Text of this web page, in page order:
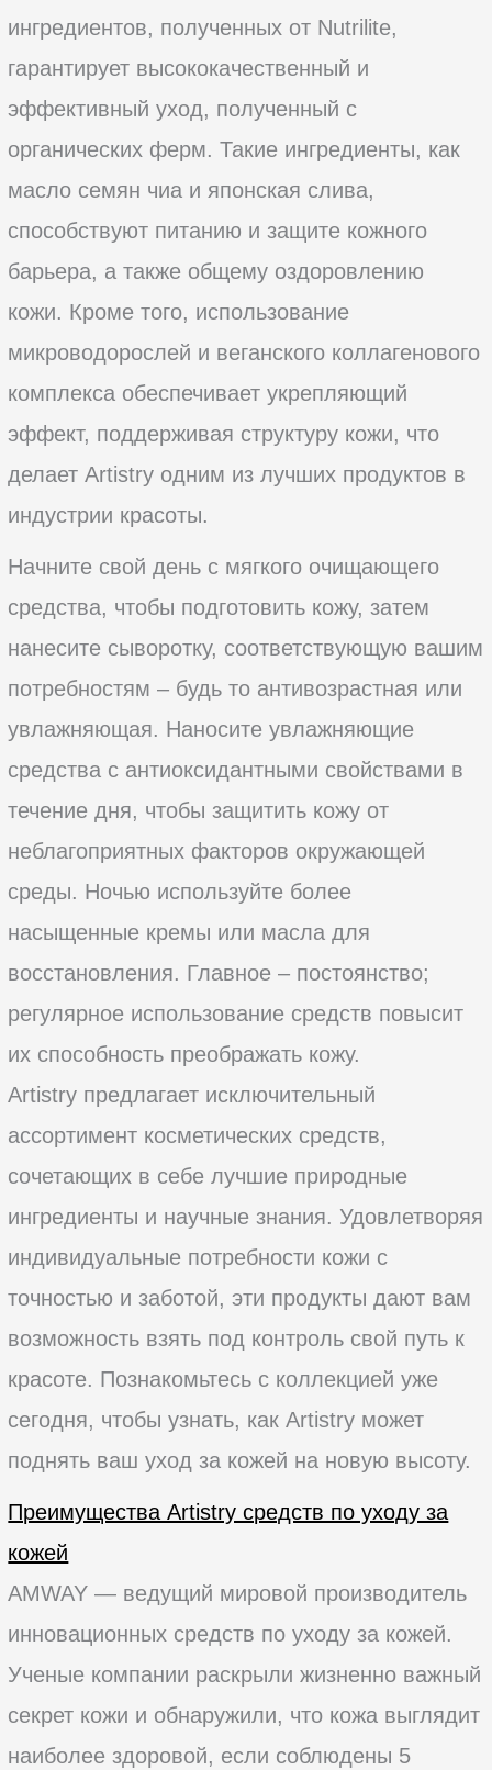
ингредиентов, полученных от Nutrilite,
гарантирует высококачественный и
эффективный уход, полученный с
органических ферм. Такие ингредиенты, как
масло семян чиа и японская слива,
способствуют питанию и защите кожного
барьера, а также общему оздоровлению
кожи. Кроме того, использование
микроводорослей и веганского коллагенового
комплекса обеспечивает укрепляющий
эффект, поддерживая структуру кожи, что
делает Artistry одним из лучших продуктов в
индустрии красоты.
Начните свой день с мягкого очищающего
средства, чтобы подготовить кожу, затем
нанесите сыворотку, соответствующую вашим
потребностям – будь то антивозрастная или
увлажняющая. Наносите увлажняющие
средства с антиоксидантными свойствами в
течение дня, чтобы защитить кожу от
неблагоприятных факторов окружающей
среды. Ночью используйте более
насыщенные кремы или масла для
восстановления. Главное – постоянство;
регулярное использование средств повысит
их способность преображать кожу.
Artistry предлагает исключительный
ассортимент косметических средств,
сочетающих в себе лучшие природные
ингредиенты и научные знания. Удовлетворяя
индивидуальные потребности кожи с
точностью и заботой, эти продукты дают вам
возможность взять под контроль свой путь к
красоте. Познакомьтесь с коллекцией уже
сегодня, чтобы узнать, как Artistry может
поднять ваш уход за кожей на новую высоту.
Преимущества Artistry средств по уходу за
кожей
AMWAY — ведущий мировой производитель
инновационных средств по уходу за кожей.
Ученые компании раскрыли жизненно важный
секрет кожи и обнаружили, что кожа выглядит
наиболее здоровой, если соблюдены 5